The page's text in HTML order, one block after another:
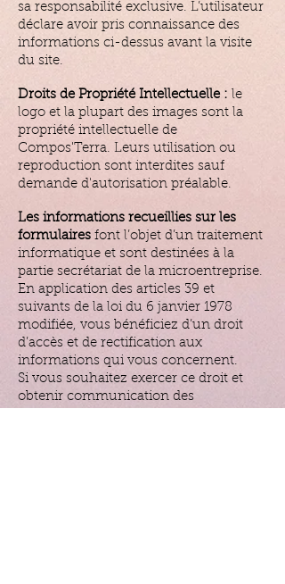
sa responsabilité exclusive. L’utilisateur
déclare avoir pris connaissance des
informations ci-dessus avant la visite
du site.
Droits de Propriété Intellectuelle : le
logo et la plupart des images sont la
propriété intellectuelle de
Compos'Terra. Leurs utilisation ou
reproduction sont interdites sauf
demande d'autorisation préalable.
Les informations recueillies sur les
formulaires font l’objet d’un traitement
informatique et sont destinées à la
partie secrétariat de la microentreprise.
En application des articles 39 et
suivants de la loi du 6 janvier 1978
modifiée, vous bénéficiez d’un droit
d’accès et de rectification aux
informations qui vous concernent.
Si vous souhaitez exercer ce droit et
obtenir communication des